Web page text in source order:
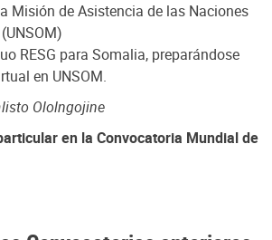
Misión de Asistencia de las Naciones
RESG para Somalia, preparándose
en UNSOM.
Ololngojine
en la Convocatoria Mundial de